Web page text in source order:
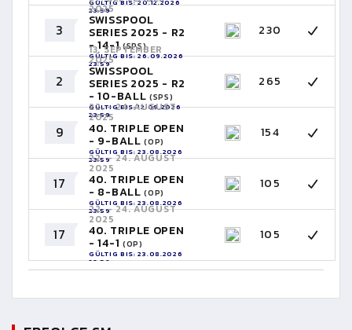
GÜLTIG BIS: 20.12.2026
23:59
3
2025
SWISSPOOL
SERIES 2025 - R2
- 14-1(SPS)
GÜLTIG BIS: 26.09.2026
23:59
230
2
13. SEPTEMBER
2025
SWISSPOOL
SERIES 2025 - R2
- 10-BALL (SPS)
GÜLTIG BIS: 12.09.2026
23:59
265
9
22. - 24. AUGUST
2025
40. TRIPLE OPEN
- 9-BALL(OP)
GÜLTIG BIS: 23.08.2026
23:59
154
17
22. - 24. AUGUST
2025
40. TRIPLE OPEN
- 8-BALL(OP)
GÜLTIG BIS: 23.08.2026
23:59
105
17
22. - 24. AUGUST
2025
40. TRIPLE OPEN
- 14-1 (OP)
GÜLTIG BIS: 23.08.2026
23:59
105